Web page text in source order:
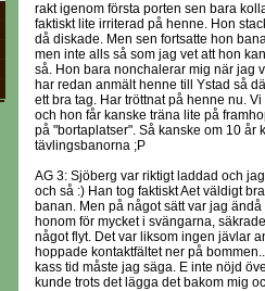
rakt igenom första porten sen bara
faktiskt lite irriterad på henne. Hon
då diskade. Men sen fortsatte hon
men inte alls så som jag vet att hon
så. Hon bara nonchalerar mig när jag
har redan anmält henne till Ystad så
ett bra tag. Har tröttnat på henne nu.
och hon får kanske träna lite på
på "bortaplatser". Så kanske om 10 år
tävlingsbanorna ;P
AG 3: Sjöberg var riktigt laddad och
och så :) Han tog faktiskt Aet väldigt
banan. Men på något sätt var jag
honom för mycket i svängarna,
något flyt. Det var liksom ingen jävlar
hoppade kontaktfältet ner på
kass tid måste jag säga. E inte nöjd
kunde trots det lägga det bakom mig